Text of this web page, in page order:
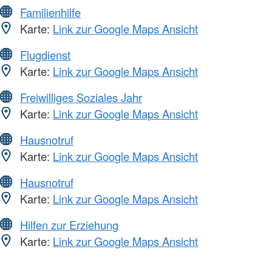
Familienhilfe
Karte: Link zur Google Maps Ansicht
Flugdienst
Karte: Link zur Google Maps Ansicht
Freiwilliges Soziales Jahr
Karte: Link zur Google Maps Ansicht
Hausnotruf
Karte: Link zur Google Maps Ansicht
Hausnotruf
Karte: Link zur Google Maps Ansicht
Hilfen zur Erziehung
Karte: Link zur Google Maps Ansicht